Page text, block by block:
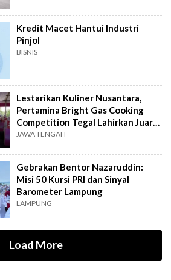
Kredit Macet Hantui Industri
Pinjol
BISNIS
Lestarikan Kuliner Nusantara,
Pertamina Bright Gas Cooking
Competition Tegal Lahirkan Juara
Baru
JAWA TENGAH
Gebrakan Bentor Nazaruddin:
Misi 50 Kursi PRI dan Sinyal
Barometer Lampung
LAMPUNG
Load More